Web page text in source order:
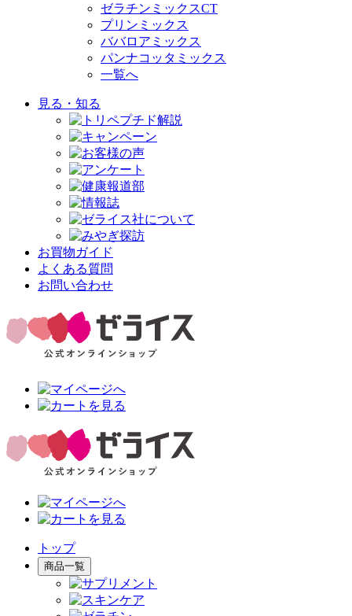
ゼラチンミックスCT
プリンミックス
ババロアミックス
パンナコッタミックス
一覧へ
見る・知る
お買物ガイド
よくある質問
お問い合わせ
トップ
商品一覧